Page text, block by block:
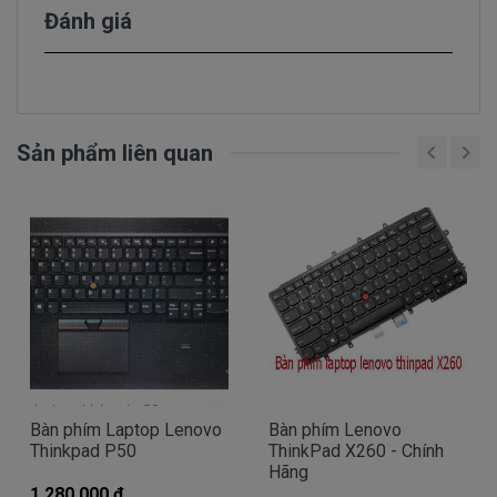
là có thể khắc phục được lỗi nhưng quy trình này
cần sự cẩn thận chính xác.
được trong khi các key khác vẫn hoạt động bình
Khi Keyboard có dấu hiệu bị liệt, chạm một vài
nút hoặc liệt cả keyboard : là do chạm hoặc đứt
mạch bên trong, cáp keyboard bị lỏng, cáp bị
đứt gãy, lỗi I/O chip điều khiển main.
Keyboard bấm lúc được lúc không, có khi bắt
buộc phải dùng lực nhấn mạnh thì chữ mới ăn, là
hoặc lỗi bo mạch.
Thông thường bàn phím laptop Lenovo
Đánh giá
Sản phẩm liên quan
Bàn phím Laptop Lenovo
Thinkpad P50
Bàn phím Lenovo
ThinkPad X260 - Chính
Hãng